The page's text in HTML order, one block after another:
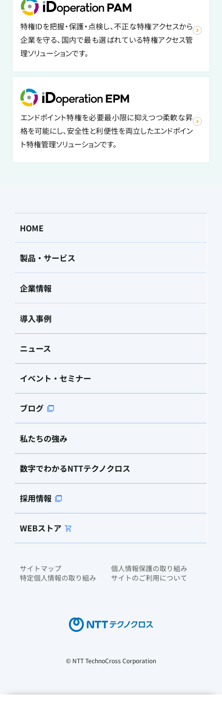
特権IDを把握・保護・点検し、不正な特権アクセスから
企業を守る、国内で最も選ばれている特権アクセス管
理ソリューションです。
エンドポイント特権を必要最小限に抑えつつ柔軟な昇
格を可能にし、安全性と利便性を両立したエンドポイン
ト特権管理ソリューションです。
HOME
製品・サービス
企業情報
導入事例
ニュース
イベント・セミナー
ブログ
私たちの強み
数字でわかるNTTテクノクロス
採用情報
WEBストア
サイトマップ
個人情報保護の取り組み
特定個人情報の取り組み
サイトのご利用について
© NTT TechnoCross Corporation